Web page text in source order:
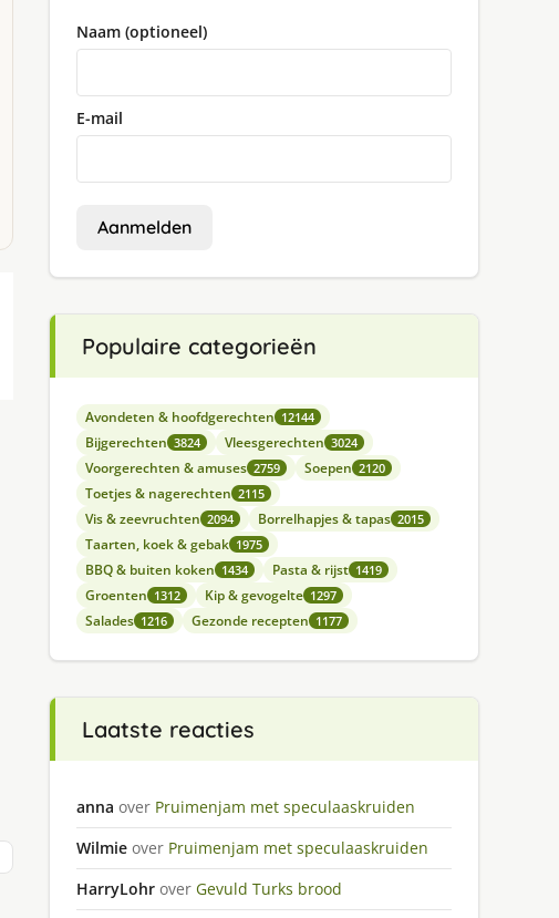
Naam (optioneel)
E-mail
Aanmelden
Populaire categorieën
Avondeten & hoofdgerechten 12144
Bijgerechten 3824 Vleesgerechten 3024
Voorgerechten & amuses 2759 Soepen 2120
Toetjes & nagerechten 2115
Vis & zeevruchten 2094 Borrelhapjes & tapas 2015
Taarten, koek & gebak 1975
BBQ & buiten koken 1434 Pasta & rijst 1419
Groenten 1312 Kip & gevogelte 1297
Salades 1216 Gezonde recepten 1177
Laatste reacties
anna over Pruimenjam met speculaaskruiden
Wilmie over Pruimenjam met speculaaskruiden
HarryLohr over Gevuld Turks brood